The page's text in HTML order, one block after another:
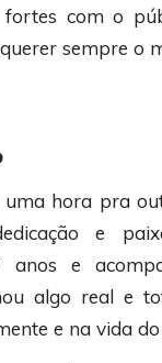
com o
sempre o
hora pra
e
e
algo real e
e na vida